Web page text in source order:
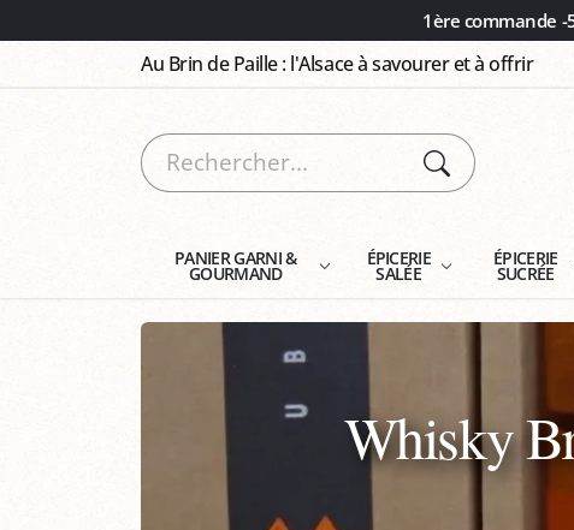
1ère commande -
Au Brin de Paille : l'Alsace à savourer et à offrir
PANIER GARNI &
GOURMAND
ÉPICERIE
SALÉE
ÉPICERIE
SUCRÉE
Whisky